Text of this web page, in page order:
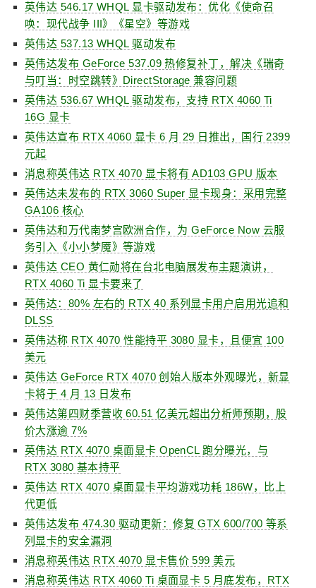
英伟达 546.17 WHQL 显卡驱动发布：优化《使命召
唤：现代战争 III》《星空》等游戏
英伟达 537.13 WHQL 驱动发布
英伟达发布 GeForce 537.09 热修复补丁，解决《瑞奇
与叮当：时空跳转》DirectStorage 兼容问题
英伟达 536.67 WHQL 驱动发布，支持 RTX 4060 Ti
16G 显卡
英伟达宣布 RTX 4060 显卡 6 月 29 日推出，国行 2399
元起
消息称英伟达 RTX 4070 显卡将有 AD103 GPU 版本
英伟达未发布的 RTX 3060 Super 显卡现身：采用完整
GA106 核心
英伟达和万代南梦宫欧洲合作，为 GeForce Now 云服
务引入《小小梦魇》等游戏
英伟达 CEO 黄仁勋将在台北电脑展发布主题演讲，
RTX 4060 Ti 显卡要来了
英伟达：80% 左右的 RTX 40 系列显卡用户启用光追和
DLSS
英伟达称 RTX 4070 性能持平 3080 显卡，且便宜 100
美元
英伟达 GeForce RTX 4070 创始人版本外观曝光，新显
卡将于 4 月 13 日发布
英伟达第四财季营收 60.51 亿美元超出分析师预期，股
价大涨逾 7%
英伟达 RTX 4070 桌面显卡 OpenCL 跑分曝光，与
RTX 3080 基本持平
英伟达 RTX 4070 桌面显卡平均游戏功耗 186W，比上
代更低
英伟达发布 474.30 驱动更新：修复 GTX 600/700 等系
列显卡的安全漏洞
消息称英伟达 RTX 4070 显卡售价 599 美元
消息称英伟达 RTX 4060 Ti 桌面显卡 5 月底发布，RTX